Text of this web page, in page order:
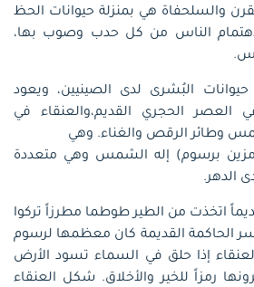
والسلحفاة هي بمنزلة حيوانات الحظ
لاهتمام الناس من كل حدب وصوب بها،
البُشرى لدى الصينيين، ويعود
العصر الحجري القديم،والعنقاء في
وطائر الرقص والغناء. وهي
برسوم) إله الشمس وهي متعددة
الدهر.
اتخذت من الطير طوطما مطرزاً تركوا
الحاكمة القديمة كان معظمها لرسوم
إذا حلق في السماء تسود الأرض
رمزاً للخير والأخلاق. شكل العنقاء